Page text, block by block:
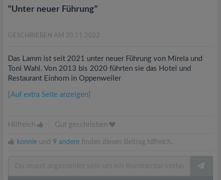
"Unter neuer Führung"
GESCHRIEBEN AM 20.11.2022
Das Lamm ist seit 2021 unter neuer Führung von Mirela und
Toni Wahl. Von 2013 bis 2020 führten sie das Hotel und
Restaurant Einhorn in Oppenweiler
[Auf extra Seite anzeigen]
Hilfreich Gut geschrieben
konnie und 9 andere finden diesen Beitrag hilfreich.